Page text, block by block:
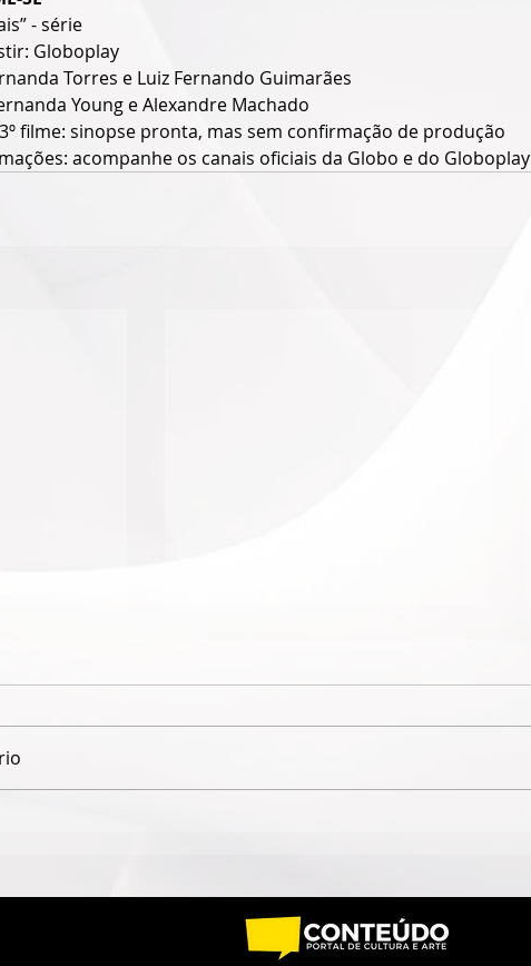
- série
Globoplay
Torres e Luiz Fernando Guimarães
Young e Alexandre Machado
filme: sinopse pronta, mas sem confirmação de produção
acompanhe os canais oficiais da Globo e do Globoplay
DA PRÓPRIA HISTÓRIA